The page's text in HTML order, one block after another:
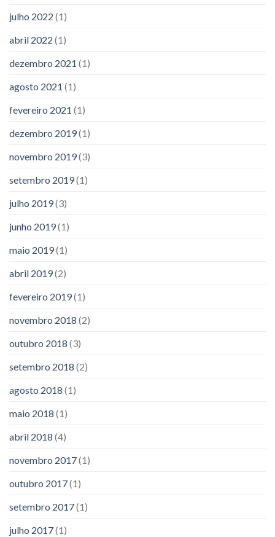
julho 2022 (1)
abril 2022 (1)
dezembro 2021 (1)
agosto 2021 (1)
fevereiro 2021 (1)
dezembro 2019(1)
novembro 2019(3)
setembro 2019(1)
julho 2019(3)
junho 2019(1)
maio 2019(1)
abril 2019(2)
fevereiro 2019(1)
novembro 2018 (2)
outubro 2018 (3)
setembro 2018 (2)
agosto 2018 (1)
maio 2018 (1)
abril 2018 (4)
novembro 2017(1)
outubro 2017(1)
setembro 2017(1)
julho 2017(1)